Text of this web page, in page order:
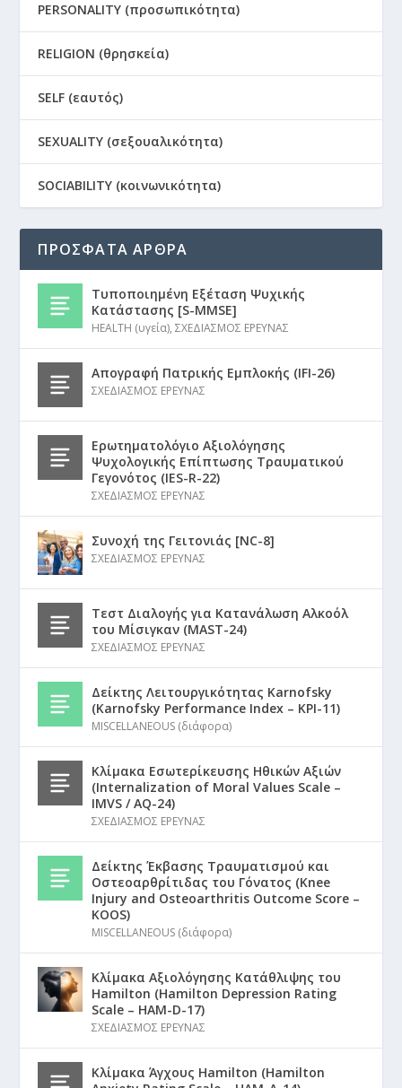
PERSONALITY (προσωπικότητα)
RELIGION (θρησκεία)
SELF (εαυτός)
SEXUALITY (σεξουαλικότητα)
SOCIABILITY (κοινωνικότητα)
ΠΡΟΣΦΑΤΑ ΑΡΘΡΑ
Τυποποιημένη Εξέταση Ψυχικής
Κατάστασης [S-MMSE]
HEALTH (υγεία),ΣΧΕΔΙΑΣΜΟΣ ΕΡΕΥΝΑΣ
Απογραφή Πατρικής Εμπλοκής (IFI-26)
ΣΧΕΔΙΑΣΜΟΣ ΕΡΕΥΝΑΣ
Ερωτηματολόγιο Αξιολόγησης
Ψυχολογικής Επίπτωσης Τραυματικού
Γεγονότος (IES-R-22)
ΣΧΕΔΙΑΣΜΟΣ ΕΡΕΥΝΑΣ
Συνοχή της Γειτονιάς [NC-8]
ΣΧΕΔΙΑΣΜΟΣ ΕΡΕΥΝΑΣ
Τεστ Διαλογής για Κατανάλωση Αλκοόλ
του Μίσιγκαν (MAST-24)
ΣΧΕΔΙΑΣΜΟΣ ΕΡΕΥΝΑΣ
Δείκτης Λειτουργικότητας Karnofsky
(Karnofsky Performance Index – KPI-11)
MISCELLANEOUS (διάφορα)
Κλίμακα Εσωτερίκευσης Ηθικών Αξιών
(Internalization of Moral Values Scale –
IMVS / AQ-24)
ΣΧΕΔΙΑΣΜΟΣ ΕΡΕΥΝΑΣ
Δείκτης Έκβασης Τραυματισμού και
Οστεοαρθρίτιδας του Γόνατος (Knee
Injury and Osteoarthritis Outcome Score –
KOOS)
MISCELLANEOUS (διάφορα)
Κλίμακα Αξιολόγησης Κατάθλιψης του
Hamilton (Hamilton Depression Rating
Scale – HAM-D-17)
ΣΧΕΔΙΑΣΜΟΣ ΕΡΕΥΝΑΣ
Κλίμακα Άγχους Hamilton (Hamilton